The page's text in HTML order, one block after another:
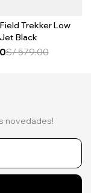
Trekker Low
Black
S/579.00
novedades!